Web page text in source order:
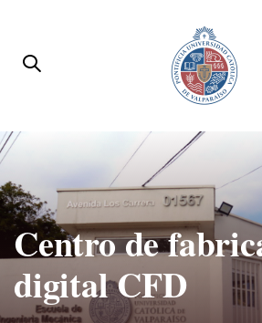
primary
to
content
Centro de
digital CFD